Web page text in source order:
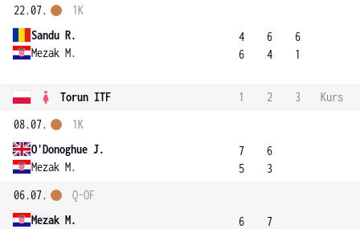
22.07.
Sandu R.
Mezak M.
1K
4
6
6
4
6
1
Torun ITF 1 2 3
Kurs
08.07.
O'Donoghue J.
Mezak M.
1K
7
5
6
3
06.07.
Mezak M.
Q-OF
6
7